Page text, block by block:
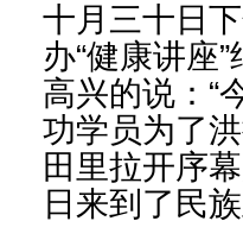
十月三十日
办“健康讲座
高兴的说：“
功学员为了
田里拉开序
日来到了民